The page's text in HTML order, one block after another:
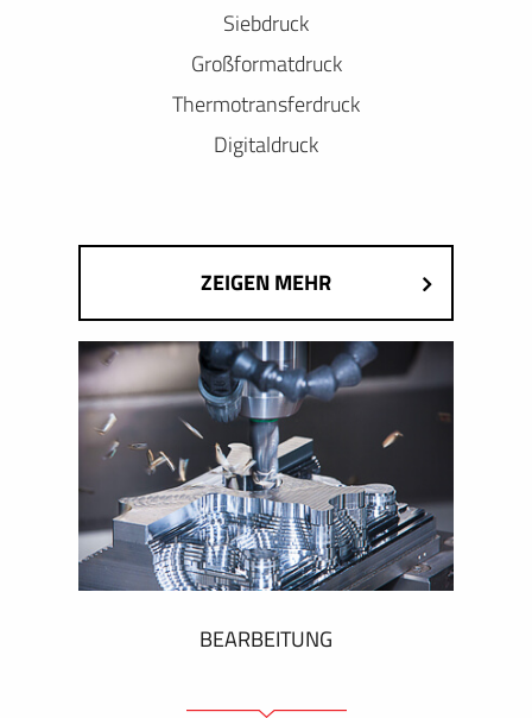
Siebdruck
Großformatdruck
Thermotransferdruck
Digitaldruck
ZEIGEN MEHR
BEARBEITUNG